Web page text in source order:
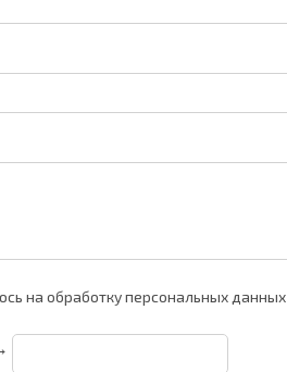
на обработку персональных данных